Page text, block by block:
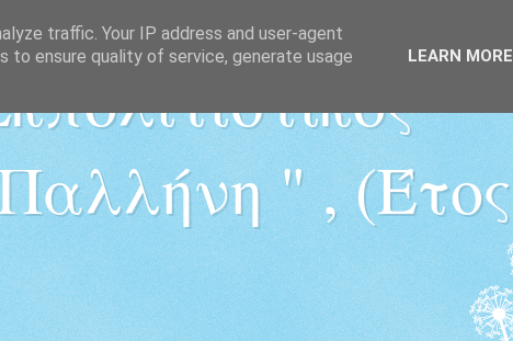
" , (Έτος
traffic. Your IP address and user-agent
to ensure quality of service, generate usage
LEARN MORE